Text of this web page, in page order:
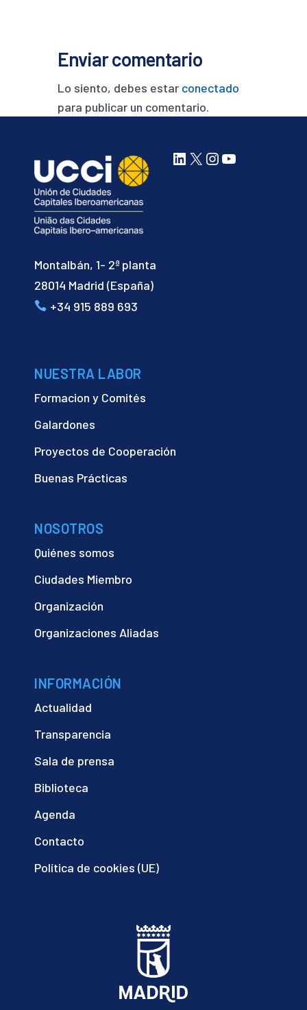
Enviar comentario
Lo siento, debes estar conectado
para publicar un comentario.
Montalbán, 1- 2ª planta
28014 Madrid (España)
+34 915 889 693
LinkedIn
X Instagram
YouTube
NUESTRA LABOR
Formacion y Comités
Galardones
Proyectos de Cooperación
Buenas Prácticas
NOSOTROS
Quiénes somos
Ciudades Miembro
Organización
Organizaciones Aliadas
INFORMACIÓN
Actualidad
Transparencia
Sala de prensa
Biblioteca
Agenda
Contacto
Política de cookies (UE)